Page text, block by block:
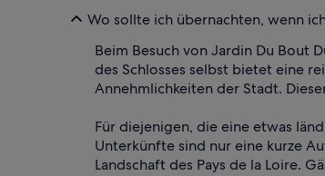
Wo sollte ich übernachten, wenn
Beim Besuch von Jardin Du Bout
des Schlosses selbst bietet eine
Annehmlichkeiten der Stadt.
Für diejenigen, die eine etwas
Unterkünfte sind nur eine kurze
Landschaft des Pays de la Loire.